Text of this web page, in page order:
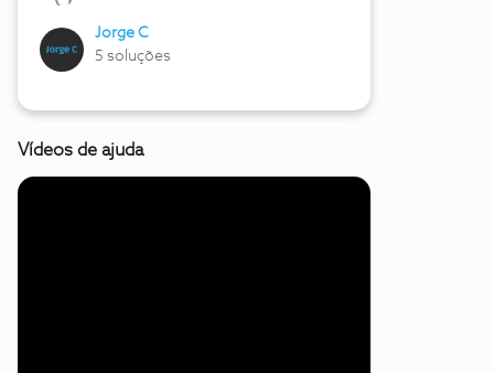
Jorge C
5 soluções
Vídeos de ajuda